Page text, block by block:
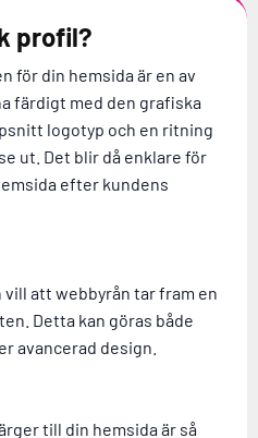
profil?
för din hemsida är en av
färdigt med den grafiska
logotyp och en ritning
ut. Det blir då enklare för
efter kundens
att webbyrån tar fram en
Detta kan göras både
avancerad design.
till din hemsida är så